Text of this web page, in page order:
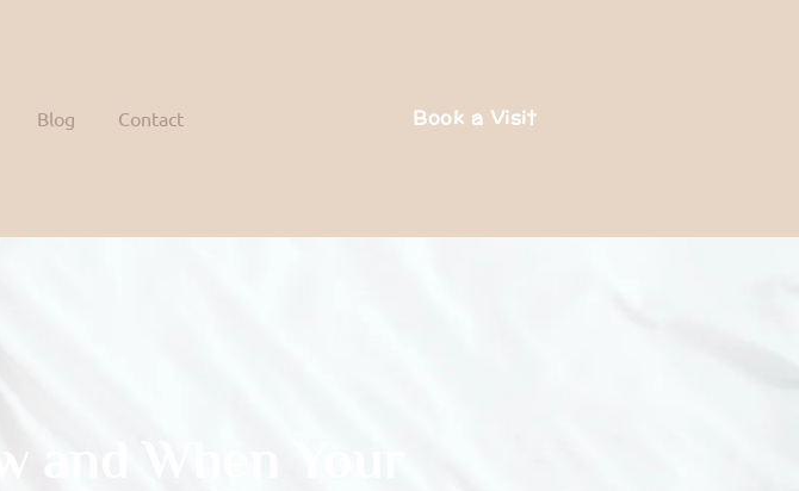
Blog Contact Book a Visit
and When Your